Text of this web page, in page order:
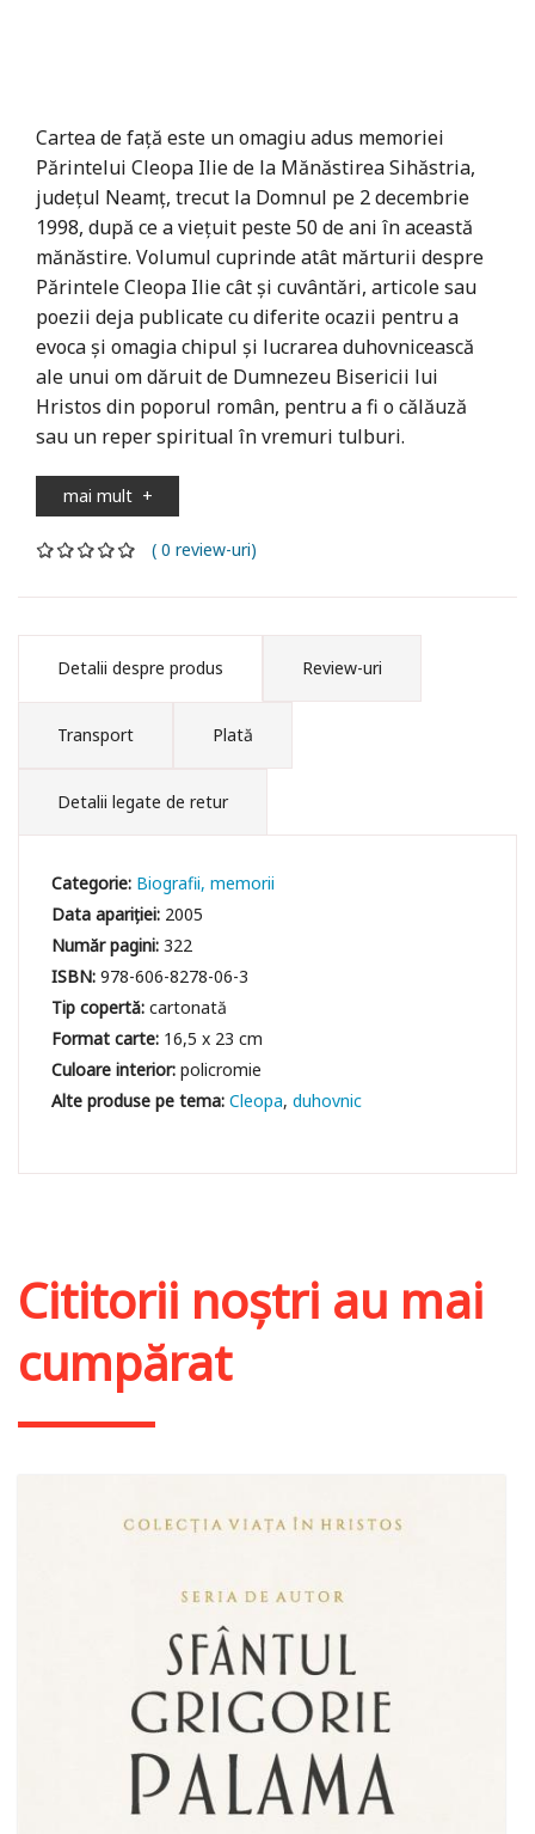
Cartea de față este un omagiu adus memoriei
Părintelui Cleopa Ilie de la Mănăstirea Sihăstria,
județul Neamț, trecut la Domnul pe 2 decembrie
1998, după ce a viețuit peste 50 de ani în această
mănăstire. Volumul cuprinde atât mărturii despre
Părintele Cleopa Ilie cât și cuvântări, articole sau
poezii deja publicate cu diferite ocazii pentru a
evoca și omagia chipul și lucrarea duhovnicească
ale unui om dăruit de Dumnezeu Bisericii lui
Hristos din poporul român, pentru a fi o călăuză
sau un reper spiritual în vremuri tulburi.
mai mult +
( 0 review-uri)
Detalii despre produs Review-uri
Transport Plată
Detalii legate de retur
Categorie: Biografii, memorii
Data apariției: 2005
Număr pagini:322
ISBN:978-606-8278-06-3
Tip copertă:cartonată
Format carte: 16,5 x 23 cm
Culoare interior:policromie
Cleopa duhovnic
Cititorii noștri au mai
cumpărat